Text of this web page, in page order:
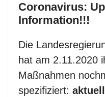
Coronavirus:
Information!!!
Die
hat am 2.11.2020
Maßnahmen
spezifiziert: